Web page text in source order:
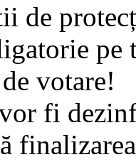
de
votare!
fi